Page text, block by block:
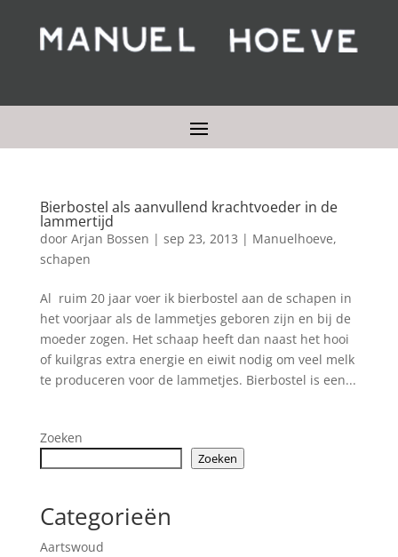
Bierbostel als aanvullend krachtvoeder in de
lammertijd
door Arjan Bossen | sep 23, 2013 | Manuelhoeve,
schapen
Al ruim 20 jaar voer ik bierbostel aan de schapen in
het voorjaar als de lammetjes geboren zijn en bij de
moeder zogen. Het schaap heeft dan naast het hooi
of kuilgras extra energie en eiwit nodig om veel melk
te produceren voor de lammetjes. Bierbostel is een...
Zoeken
Zoeken
Categorieën
Aartswoud